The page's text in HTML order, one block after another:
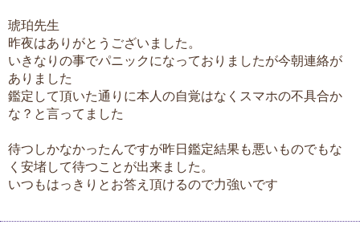
琥珀先生
昨夜はありがとうございました。
いきなりの事でパニックになっておりましたが今朝連絡が
ありました
鑑定して頂いた通りに本人の自覚はなくスマホの不具合か
な？と言ってました
待つしかなかったんですが昨日鑑定結果も悪いものでもな
く安堵して待つことが出来ました。
いつもはっきりとお答え頂けるので力強いです